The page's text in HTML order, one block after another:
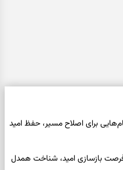
امروز شنبه ۱۷ مرداد ۱۴۰۵ | پیام‌هایی برای اصلاح مسیر، حفظ امید
امروز شنبه ۱۷ مرداد ۱۴۰۵ | فرصت بازسازی امید، شناخت همدل